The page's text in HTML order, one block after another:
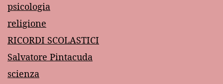
psicologia
religione
RICORDI SCOLASTICI
Salvatore Pintacuda
scienza